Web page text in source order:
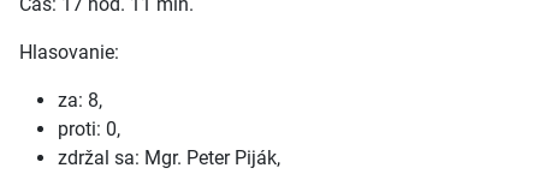
Hlasovanie:
za: 8,
proti: 0,
zdržal sa: Mgr. Peter Piják,